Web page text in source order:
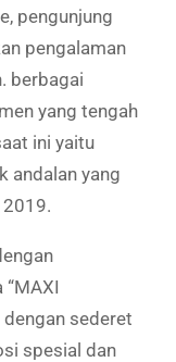
pengunjung
pengalaman
berbagai
yang tengah
ini yaitu
andalan yang
dengan sederet
spesial dan